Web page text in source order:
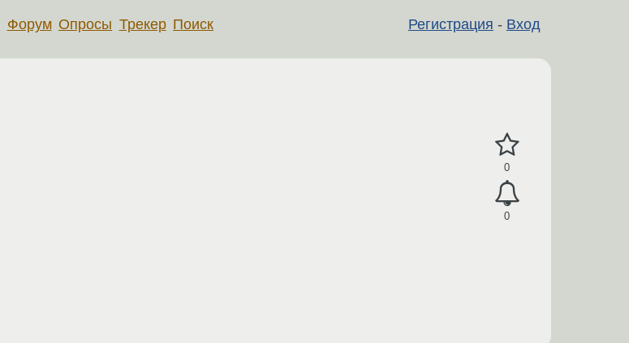
Регистрация - Вход
Форум Опросы Трекер Поиск
0
0